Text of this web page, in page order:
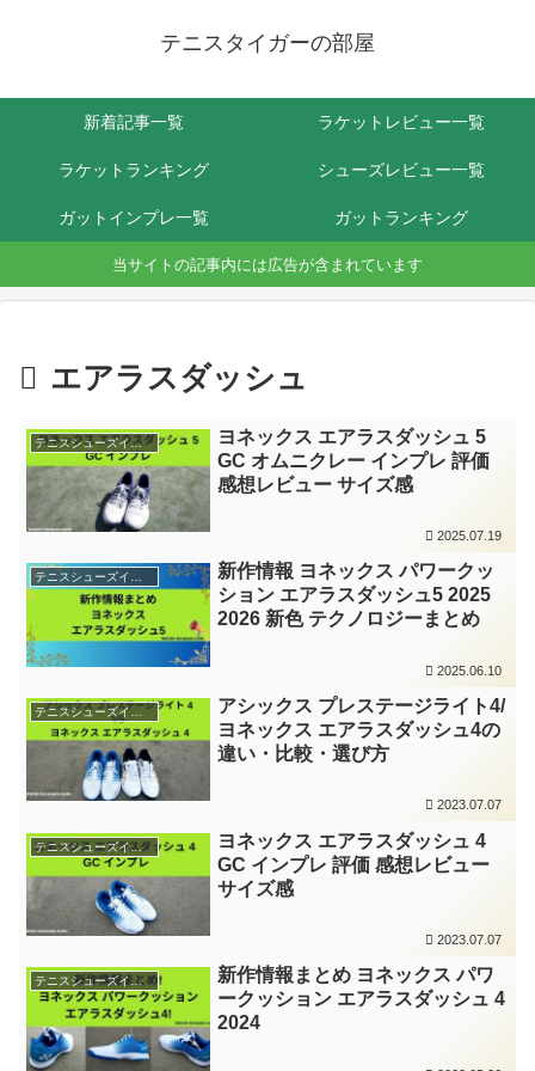
テニスタイガーの部屋
新着記事一覧 ラケットレビュー一覧
ラケットランキング シューズレビュー一覧
ガットインプレ一覧 ガットランキング
当サイトの記事内には広告が含まれています
エアラスダッシュ
テニスシューズインプレ
ヨネックス エアラスダッシュ 5
GC オムニクレー インプレ 評価
感想レビュー サイズ感
2025.07.19
テニスシューズインプレ
新作情報 ヨネックス パワークッ
ション エアラスダッシュ5 2025
2026 新色 テクノロジーまとめ
2025.06.10
テニスシューズインプレ
アシックス プレステージライト4/
ヨネックス エアラスダッシュ4の
違い・比較・選び方
2023.07.07
テニスシューズインプレ
ヨネックス エアラスダッシュ 4
GC インプレ 評価 感想レビュー
サイズ感
2023.07.07
テニスシューズインプレ
新作情報まとめ ヨネックス パワ
ークッション エアラスダッシュ 4
2024